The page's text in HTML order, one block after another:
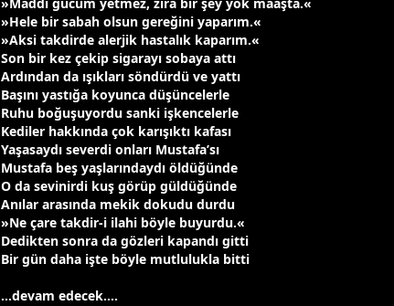
»Hele bir sabah olsun gereğini yaparım.«
»Aksi takdirde alerjik hastalık kaparım.«
Son bir kez çekip sigarayı sobaya attı
Ardından da ışıkları söndürdü ve yattı
Başını yastığa koyunca düşüncelerle
Ruhu boğuşuyordu sanki işkencelerle
Kediler hakkında çok karışıktı kafası
Yaşasaydı severdi onları Mustafa’sı
Mustafa beş yaşlarındaydı öldüğünde
O da sevinirdi kuş görüp güldüğünde
Anılar arasında mekik dokudu durdu
»Ne çare takdir-i ilahi böyle buyurdu.«
Dedikten sonra da gözleri kapandı gitti
Bir gün daha işte böyle mutlulukla bitti
…devam edecek….